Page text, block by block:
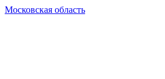
Московская область